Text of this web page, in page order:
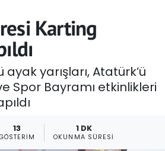
Karting
yarışları, Atatürk’ü
Spor Bayramı etkinlikleri
13 1 DK
OKUNMA SÜRESI